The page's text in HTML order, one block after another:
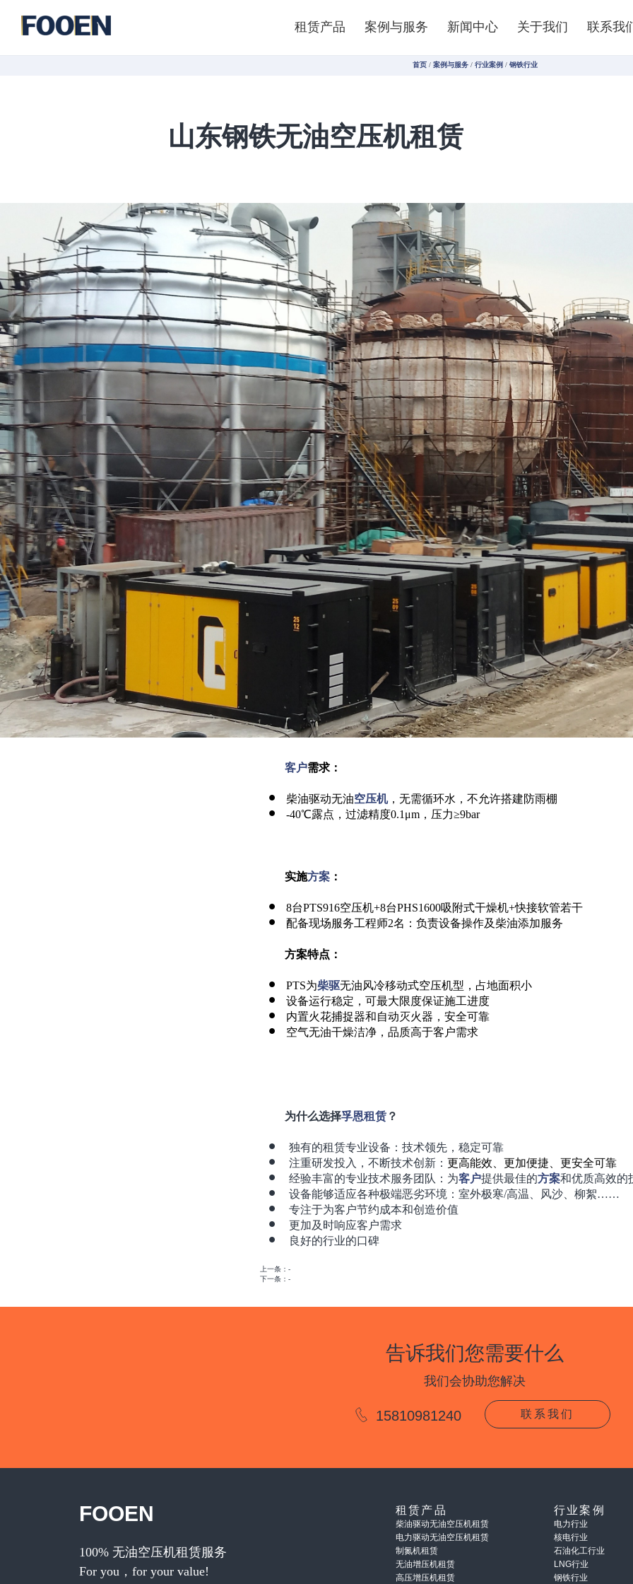
租赁产品 案例与服务 新闻中心 关于我们 联系我
首页/ 案例与服务/ 行业案例 / 钢铁行业
山东钢铁无油空压机租赁
客户需求：
柴油驱动无油空压机，无需循环水，不允许搭建防雨棚
-40℃露点，过滤精度0.1μm，压力≥9bar
实施方案 ：
8台PTS916空压机+8台PHS1600吸附式干燥机+快接软管若干
配备现场服务工程师2名：负责设备操作及柴油添加服务
方案特点：
PTS为柴驱无油风冷移动式空压机型，占地面积小
设备运行稳定，可最大限度保证施工进度
内置火花捕捉器和自动灭火器，安全可靠
空气无油干燥洁净，品质高于客户需求
为什么选择孚恩租赁 ？
独有的租赁专业设备：技术领先，稳定可靠
注重研发投入，不断技术创新： 更高能效、更加便捷、更安全可靠
经验丰富的专业技术服务团队：为客户提供最佳的方案和优质高效的
设备能够适应各种极端恶劣环境：室外极寒/高温、风沙、柳絮……
专注于为客户节约成本和创造价值
更加及时响应客户需求
良好的行业的口碑
上一条：-
下一条：-
告诉我们您需要什么
我们会协助您解决
15810981240 联系我们
FOOEN
100% 无油空压机租赁服务
For you，for your value!
租赁产品
柴油驱动无油空压机租赁
电力驱动无油空压机租赁
制氮机租赁
无油增压机租赁
高压增压机租赁
行业案例
电力行业
核电行业
石油化工行业
LNG行业
钢铁行业